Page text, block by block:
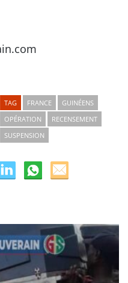
TAG FRANCE
GUINÉENS
OPÉRATION
RECENSEMENT
SUSPENSION